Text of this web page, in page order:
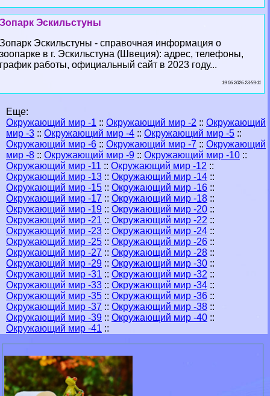
Зопарк Эскильстуны
Зопарк Эскильстуны - справочная информация о
зоопарке в г. Эскильстуна (Швеция): адрес, телефоны,
график работы, официальный сайт в 2023 году...
19 06 2026 23:59:11
Еще:
Окружающий мир -1 :: Окружающий мир -2 :: Окружающий
мир -3 :: Окружающий мир -4 :: Окружающий мир -5 ::
Окружающий мир -6 :: Окружающий мир -7 :: Окружающий
мир -8 :: Окружающий мир -9 :: Окружающий мир -10 ::
Окружающий мир -11 :: Окружающий мир -12 ::
Окружающий мир -13 :: Окружающий мир -14 ::
Окружающий мир -15 :: Окружающий мир -16 ::
Окружающий мир -17 :: Окружающий мир -18 ::
Окружающий мир -19 :: Окружающий мир -20 ::
Окружающий мир -21 :: Окружающий мир -22 ::
Окружающий мир -23 :: Окружающий мир -24 ::
Окружающий мир -25 :: Окружающий мир -26 ::
Окружающий мир -27 :: Окружающий мир -28 ::
Окружающий мир -29 :: Окружающий мир -30 ::
Окружающий мир -31 :: Окружающий мир -32 ::
Окружающий мир -33 :: Окружающий мир -34 ::
Окружающий мир -35 :: Окружающий мир -36 ::
Окружающий мир -37 :: Окружающий мир -38 ::
Окружающий мир -39 :: Окружающий мир -40 ::
Окружающий мир -41 ::